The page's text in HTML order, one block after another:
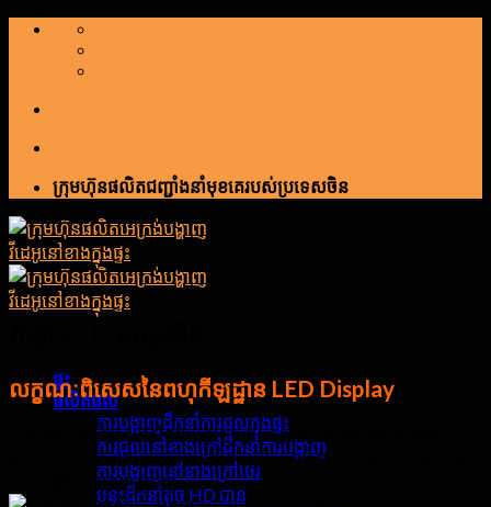
រំលង
ក្រុមហ៊ុនផលិតជញ្ជាំងនាំមុខគេរបស់ប្រទេសចិន
ផ្ទះ
ផលិតផល
ការបង្ហាញដឹកនាំការជួលក្នុងផ្ទះ
ការជួលនៅខាងក្រៅដឹកនាំការបង្ហាញ
ការបង្ហាញនៅខាងក្រៅថេរ
បន្ទះដឹកនាំតូច HD បាន
លក្ខណៈពិសេសនៃពហុកីឡដ្ឋាន LED Display
ពហុកីឡដ្ឋានកីឡា LED ដែលបង្ហាញច្បាស់, រូបភាពច្បាស់និងមុំមើលធំ
ទូលាយសម្រាប់ការផ្សាយផ្ទាល់ដល់ទស្សនិកជនធំ ៗ. អេក្រង់ LED ស្ព័ររបស់
យើងធ្វើឱ្យហ្គេមណាមួយល្អ.